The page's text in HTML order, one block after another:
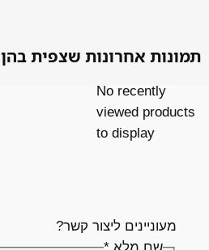
תמונות אחרונות שצפית בהן
No recently
viewed products
to display
מעוניינים ליצור קשר?